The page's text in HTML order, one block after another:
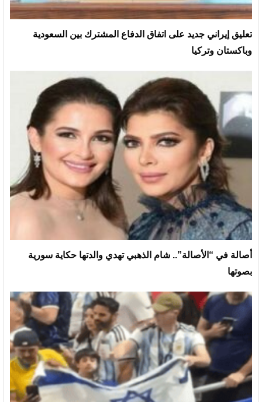
تعليق إيراني جديد على اتفاق الدفاع المشترك بين السعودية
وباكستان وتركيا
أصالة في “الأصالة”.. شام الذهبي تهدي والدتها حكاية سورية
بصوتها